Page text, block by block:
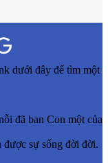
dưới đây để tìm một
đã ban Con một của
được sự sống đời đời.